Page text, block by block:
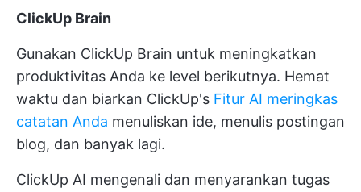
ClickUp Brain
Gunakan ClickUp Brain untuk meningkatkan
produktivitas Anda ke level berikutnya. Hemat
waktu dan biarkan ClickUp's Fitur AI meringkas
catatan Anda menuliskan ide, menulis postingan
blog, dan banyak lagi.
ClickUp AI mengenali dan menyarankan tugas